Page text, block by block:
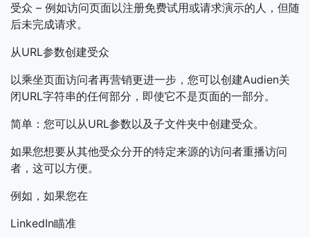
受众 – 例如访问页面以注册免费试用或请求演示的人，但随
后未完成请求。
从URL参数创建受众
以乘坐页面访问者再营销更进一步，您可以创建Audien关
闭URL字符串的任何部分，即使它不是页面的一部分。
简单：您可以从URL参数以及子文件夹中创建受众。
如果您想要从其他受众分开的特定来源的访问者重播访问
者，这可以方便。
例如，如果您在
LinkedIn瞄准